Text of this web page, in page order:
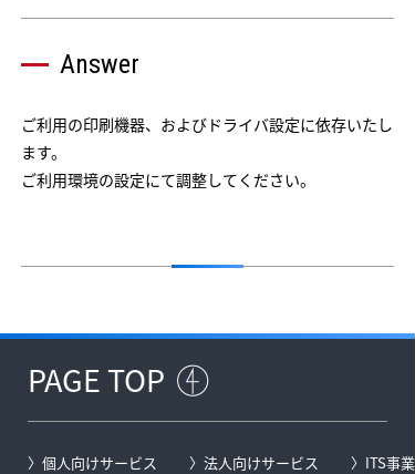
Answer
ご利用の印刷機器、およびドライバ設定に依存いたし
ます。
ご利用環境の設定にて調整してください。
PAGE TOP
個人向けサービス 法人向けサービス ITS事業